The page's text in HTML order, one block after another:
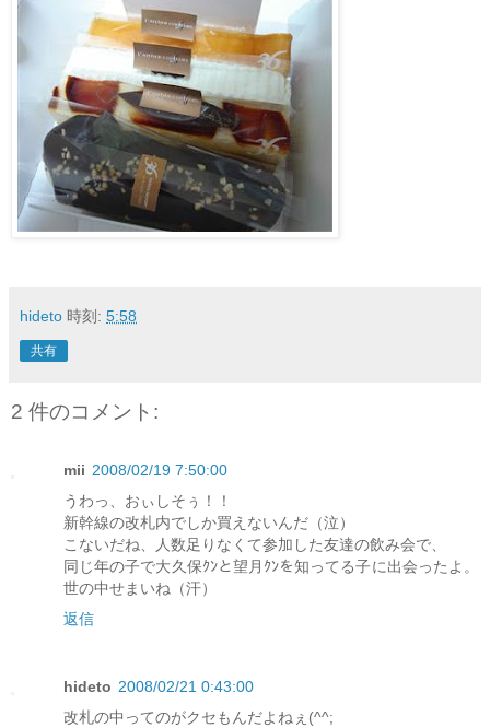
hideto 時刻: 5:58
共有
2 件のコメント:
mii 2008/02/19 7:50:00
うわっ、おぃしそぅ！！
新幹線の改札内でしか買えないんだ（泣）
こないだね、人数足りなくて参加した友達の飲み会で、
同じ年の子で大久保ｸﾝと望月ｸﾝを知ってる子に出会ったよ。
世の中せまいね（汗）
返信
hideto 2008/02/21 0:43:00
改札の中ってのがクセもんだよねぇ(^^;